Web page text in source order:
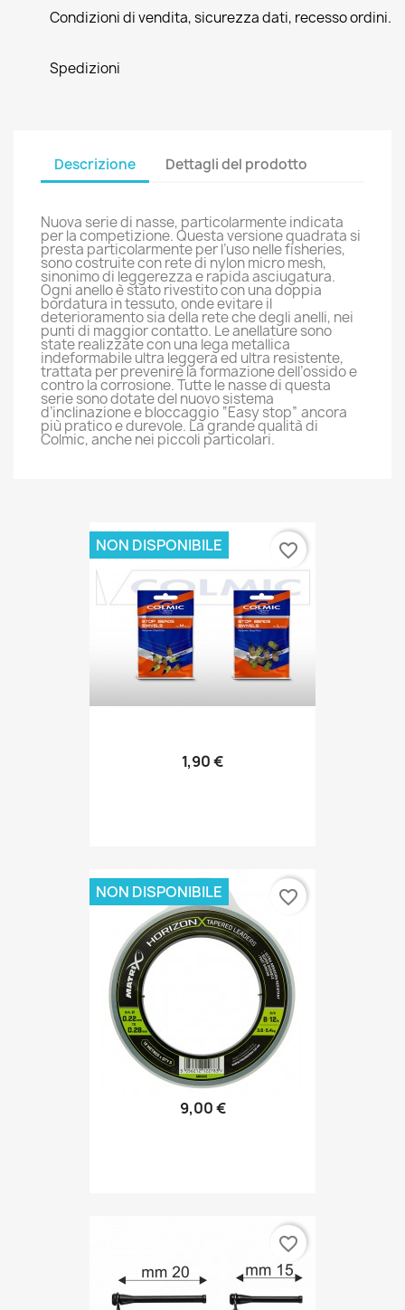
Condizioni di vendita, sicurezza dati, recesso ordini.
Spedizioni
Descrizione Dettagli del prodotto
Nuova serie di nasse, particolarmente indicata
per la competizione. Questa versione quadrata si
presta particolarmente per l’uso nelle fisheries,
sono costruite con rete di nylon micro mesh,
sinonimo di leggerezza e rapida asciugatura.
Ogni anello è stato rivestito con una doppia
bordatura in tessuto, onde evitare il
deterioramento sia della rete che degli anelli, nei
punti di maggior contatto. Le anellature sono
state realizzate con una lega metallica
indeformabile ultra leggera ed ultra resistente,
trattata per prevenire la formazione dell’ossido e
contro la corrosione. Tutte le nasse di questa
serie sono dotate del nuovo sistema
d’inclinazione e bloccaggio “Easy stop” ancora
più pratico e durevole. La grande qualità di
Colmic, anche nei piccoli particolari.
1,90 €
NON DISPONIBILE favorite_border
9,00 €
NON DISPONIBILE favorite_border
favorite_border